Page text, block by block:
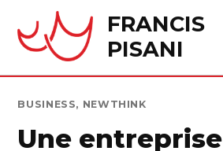
content
FRANCIS
PISANI
PUBLIÉ
BUSINESS, NEWTHINK
Une entreprise